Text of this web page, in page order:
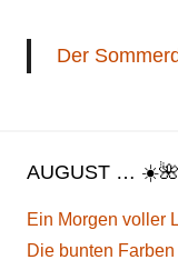
Der
AUGUST … ☀️🌺
Ein Morgen voller
Die bunten